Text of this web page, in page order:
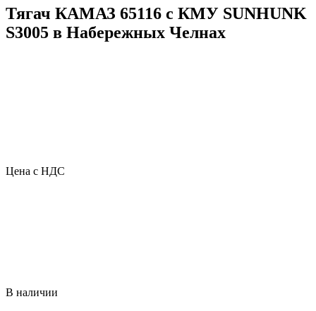
Тягач КАМАЗ 65116 с КМУ SUNHUNK
S3005 в Набережных Челнах
Цена с НДС
В наличии